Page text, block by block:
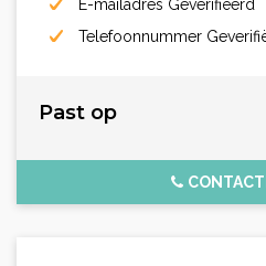
E-mailadres Geverifiëerd
Telefoonnummer
Past op